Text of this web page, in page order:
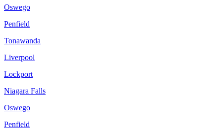
Oswego
Penfield
Tonawanda
Liverpool
Lockport
Niagara Falls
Oswego
Penfield